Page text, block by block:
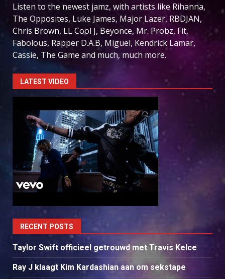
Listen to the newest jamz, with artists like Rihanna,
The Opposites, Luke James, Major Lazer, RBDJAN,
Chris Brown, LL Cool J, Beyonce, Mr. Probz, Fit,
Fabolous, Rapper D.A.B, Miguel, Kendrick Lamar,
Cassie, The Game and much, much more.
LATEST VIDEO
RECENT POSTS
Taylor Swift officieel getrouwd met Travis Kelce
Ray J klaagt Kim Kardashian aan om sekstape